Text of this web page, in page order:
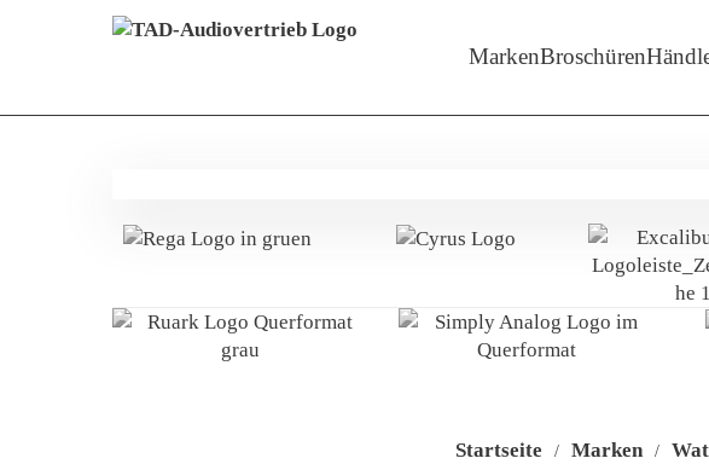
Menü überspringen
Marken
Zeige Menü-Unterpunkte
Broschüren
Startseite / Marken /